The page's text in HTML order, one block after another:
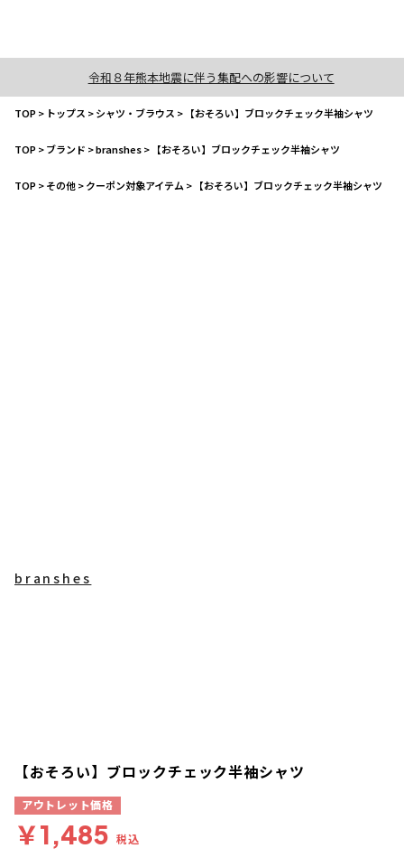
令和８年熊本地震に伴う集配への影響について
TOP> トップス >シャツ・ブラウス > 【おそろい】ブロックチェック半袖シャツ
TOP>ブランド >branshes> 【おそろい】ブロックチェック半袖シャツ
TOP>その他>クーポン対象アイテム > 【おそろい】ブロックチェック半袖シャツ
branshes
【おそろい】ブロックチェック半袖シャツ
アウトレット価格
￥1,485 税込